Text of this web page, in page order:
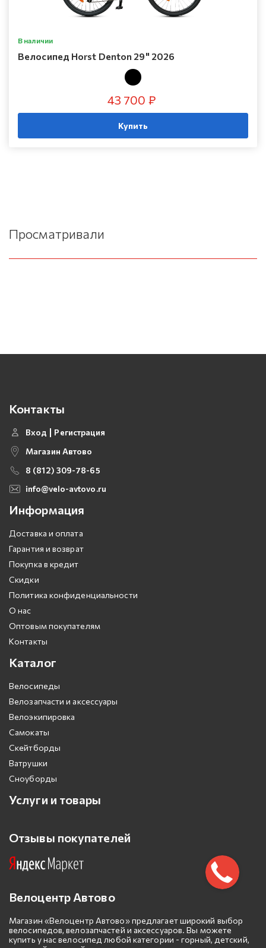
В наличии
Велосипед Horst Denton 29" 2026
43 700 ₽
Купить
Просматривали
Контакты
Вход
Регистрация
Магазин Автово
8 (812) 309-78-65
info@velo-avtovo.ru
Информация
Доставка и оплата
Гарантия и возврат
Покупка в кредит
Скидки
Политика конфиденциальности
О нас
Оптовым покупателям
Контакты
Каталог
Велосипеды
Велозапчасти и аксессуары
Велоэкипировка
Самокаты
Скейтборды
Ватрушки
Сноуборды
Услуги и товары
Отзывы покупателей
Велоцентр Автово
Магазин «Велоцентр Автово» предлагает широкий выбор
велосипедов, велозапчастей и аксессуаров. Вы можете
купить у нас велосипед любой категории - горный, детский,